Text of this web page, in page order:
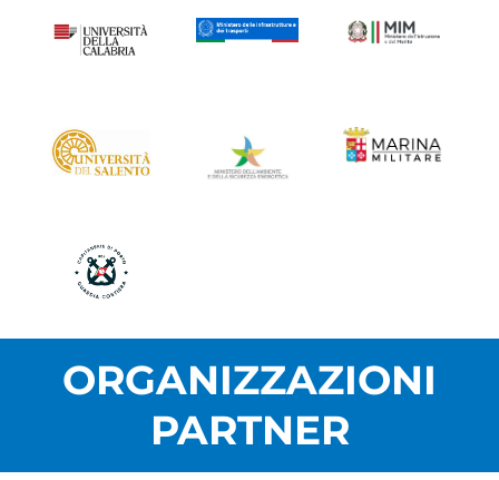
ORGANIZZAZIONI
PARTNER